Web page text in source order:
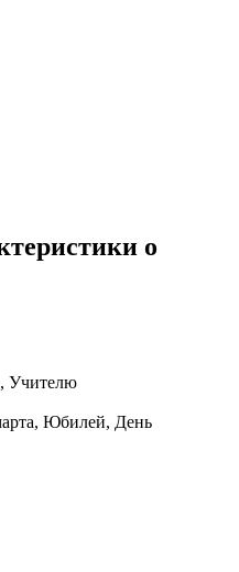
о
Учителю
Юбилей, День